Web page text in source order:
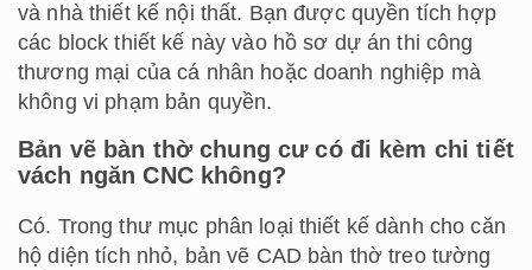
và nhà thiết kế nội thất. Bạn được quyền tích hợp
các block thiết kế này vào hồ sơ dự án thi công
thương mại của cá nhân hoặc doanh nghiệp mà
không vi phạm bản quyền.
Bản vẽ bàn thờ chung cư có đi kèm chi tiết
vách ngăn CNC không?
Có. Trong thư mục phân loại thiết kế dành cho căn
hộ diện tích nhỏ, bản vẽ CAD bàn thờ treo tường